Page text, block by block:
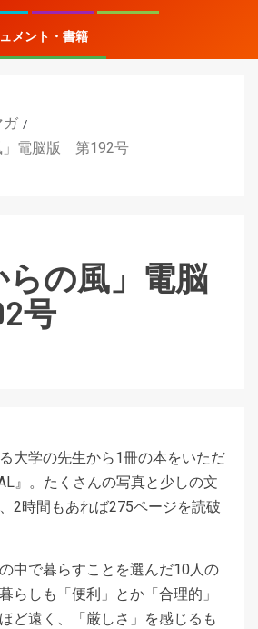
ュメント・書籍
ガ
」電脳版 第192号
らの風」電脳
号
大学の先生から1冊の本をいただ
』。たくさんの写真と少しの文
2時間もあれば275ページを読破
中で暮らすことを選んだ10人の
らしも「便利」とか「合理的」
ど遠く、「厳しさ」を感じるも